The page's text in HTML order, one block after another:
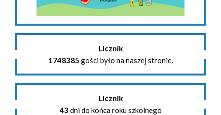
Licznik
1748385 gości było na naszej stronie.
Licznik
43 dni do końca roku szkolnego